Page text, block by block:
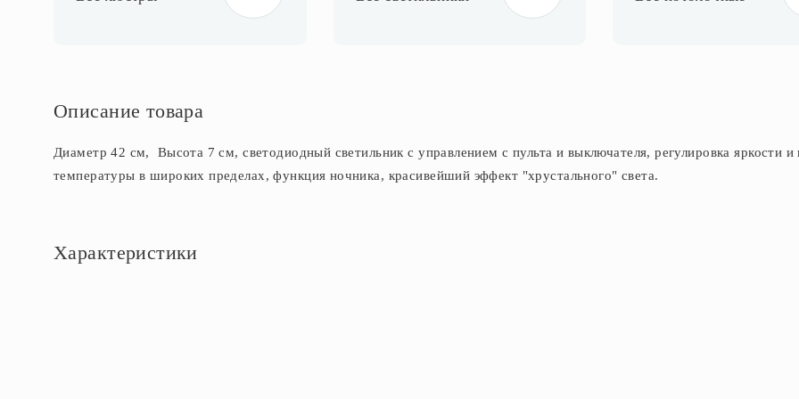
Описание товара
Диаметр 42 см, Высота 7 см, светодиодный светильник с управлением с пульта и выключателя, регулировка яркости и
температуры в широких пределах, функция ночника, красивейший эффект "хрустального" света.
Характеристики